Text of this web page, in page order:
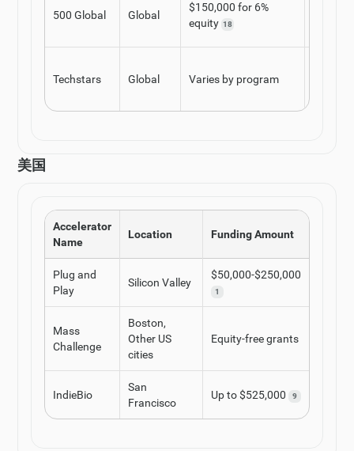
500 Global Global
$150,000 for 6%
equity 18
Techstars Global Varies by program
美国
Accelerator
Name
Location Funding Amount
Plug and
Play
Silicon Valley
$50,000-$250,000
1
Mass
Challenge
Boston,
Other US
cities
Equity-free grants
IndieBio
San
Francisco
Up to $525,000 9